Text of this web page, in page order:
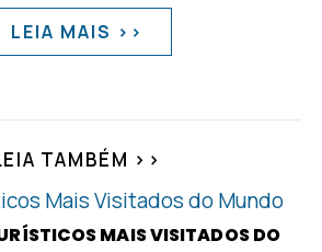
LEIA MAIS >>
TAMBÉM >>
MAIS VISITADOS DO